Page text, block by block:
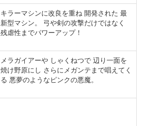
キラーマシンに改良を重ね 開発された 最
新型マシン。 弓や剣の攻撃だけではなく
残虐性までパワーアップ！
メラガイアーや しゃくねつで 辺り一面を
焼け野原にし さらにメガンテまで唱えてく
る 悪夢のようなピンクの悪魔。